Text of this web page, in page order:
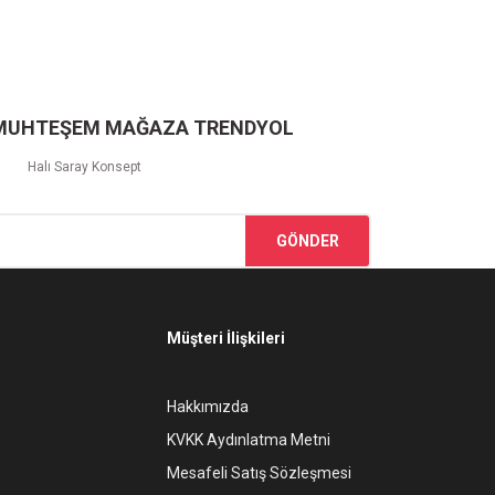
MAĞAZA TRENDYOL
Halı Saray Konsept
GÖNDER
Müşteri İlişkileri
Hakkımızda
KVKK Aydınlatma Metni
Mesafeli Satış Sözleşmesi